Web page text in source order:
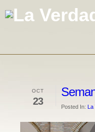
OCT
23 Posted In: La